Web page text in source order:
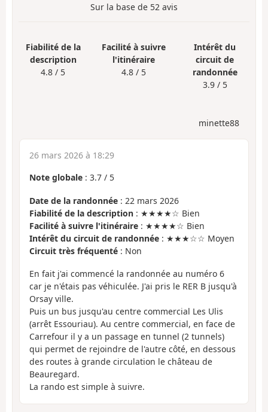
Sur la base de 52 avis
Fiabilité de la
description
4.8 / 5
Facilité à suivre
l'itinéraire
4.8 / 5
Intérêt du
circuit de
randonnée
3.9 / 5
minette88
26 mars 2026 à 18:29
Note globale : 3.7 / 5
Date de la randonnée : 22 mars 2026
Fiabilité de la description : ★★★★☆ Bien
Facilité à suivre l'itinéraire : ★★★★☆ Bien
Intérêt du circuit de randonnée : ★★★☆☆ Moyen
Circuit très fréquenté : Non
En fait j'ai commencé la randonnée au numéro 6
car je n'étais pas véhiculée. J'ai pris le RER B jusqu'à
Orsay ville.
Puis un bus jusqu'au centre commercial Les Ulis
(arrêt Essouriau). Au centre commercial, en face de
Carrefour il y a un passage en tunnel (2 tunnels)
qui permet de rejoindre de l'autre côté, en dessous
des routes à grande circulation le château de
Beauregard.
La rando est simple à suivre.